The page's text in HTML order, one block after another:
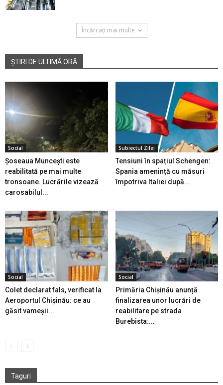
Încărcați mai multe
ȘTIRI DE ULTIMĂ ORĂ
Social
Șoseaua Muncești este
reabilitată pe mai multe
tronsoane. Lucrările vizează
carosabilul...
Subiectul Zilei
Tensiuni în spațiul Schengen:
Spania amenință cu măsuri
împotriva Italiei după...
Social
Colet declarat fals, verificat la
Aeroportul Chișinău: ce au
găsit vameșii...
Social
Primăria Chișinău anunță
finalizarea unor lucrări de
reabilitare pe strada
Burebista:...
Taguri